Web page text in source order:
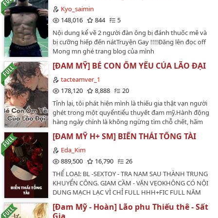
đôi."Note: Ngừng cho phép chuyển ver.…
Kyo_saimin
148,016
844
5
Nội dung kể về 2 người đàn ông bị đánh thuốc mê và
bị cưỡng hiếp đến nátTruyện Gay !!!!Đăng lên đọc off
Mong mn ghé trang blog của mình
https://hacthienvubl-yaoidoujinshi.blogspot.com/…
[ĐAM MỸ] BÉ CON ỐM YẾU CỦA LÃO ĐẠI
tacteamver_1
178,120
8,888
20
Tỉnh lại, tôi phát hiện mình là thiếu gia thật vạn người
ghét trong một quyểntiểu thuyết đam mỹ.Hành động
hàng ngày chính là không ngừng tìm chỗ chết, hãm
hại thiếu gia giả,sau đó bị người thân bạn bè chán ghét
ruồng bỏ.Đùa gì thế?Chỉ dựa vào việc tôi đi một bước
ho một trận nhỏ, đi ba bước ho một trận lớn,ba ngày
hai lần cảm lạnh nóng sốt, rồi đau bụng đau đầu
không rõ nguyên nhân.Ngay cả động thêm một cái tôi
cũng ngại phí sức, chớ đừng nhắc tới đi nhằmvào
người khác.Sau đó tôi hạ quyết tâm, nằm thẳng chịu
mắng, ăn rồi chờ chết, chỉ hy vọng cóthể thư thái thoải
mái vượt qua những ngày kế tiếp.Sau này, người nhà
đã từng chán ghét tôi đều van xin tôi về nhà.Mà vị đại
[ĐAM MỸ H+ SM] BIẾN THÁI TỔNG TÀI
Eda_Kim
889,500
16,790
26
THỂ LOẠI: BL -SEXTOY - TRA NAM SAU THÀNH TRUNG
KHUYỂN CÔNG. GIAM CẦM - VẶN VẸOKHÔNG CÓ NỘI
DUNG MẠCH LẠC VÌ CHỈ FULL HHH+FIC FULL NĂM
[Đam Mỹ - Hoàn] Lão phu Thiếu thê - Sất